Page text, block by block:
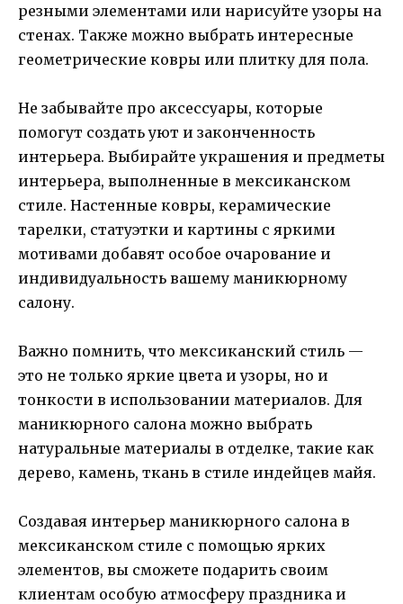
резными элементами или нарисуйте узоры на
стенах. Также можно выбрать интересные
геометрические ковры или плитку для пола.
Не забывайте про аксессуары, которые
помогут создать уют и законченность
интерьера. Выбирайте украшения и предметы
интерьера, выполненные в мексиканском
стиле. Настенные ковры, керамические
тарелки, статуэтки и картины с яркими
мотивами добавят особое очарование и
индивидуальность вашему маникюрному
салону.
Важно помнить, что мексиканский стиль —
это не только яркие цвета и узоры, но и
тонкости в использовании материалов. Для
маникюрного салона можно выбрать
натуральные материалы в отделке, такие как
дерево, камень, ткань в стиле индейцев майя.
Создавая интерьер маникюрного салона в
мексиканском стиле с помощью ярких
элементов, вы сможете подарить своим
клиентам особую атмосферу праздника и